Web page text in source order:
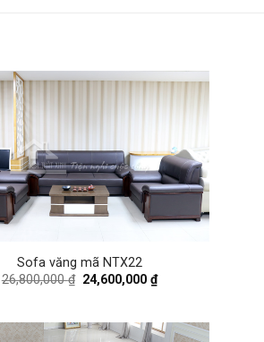
Sofa văng mã NTX22
26,800,000₫ Original
price
24,600,000₫Current
price